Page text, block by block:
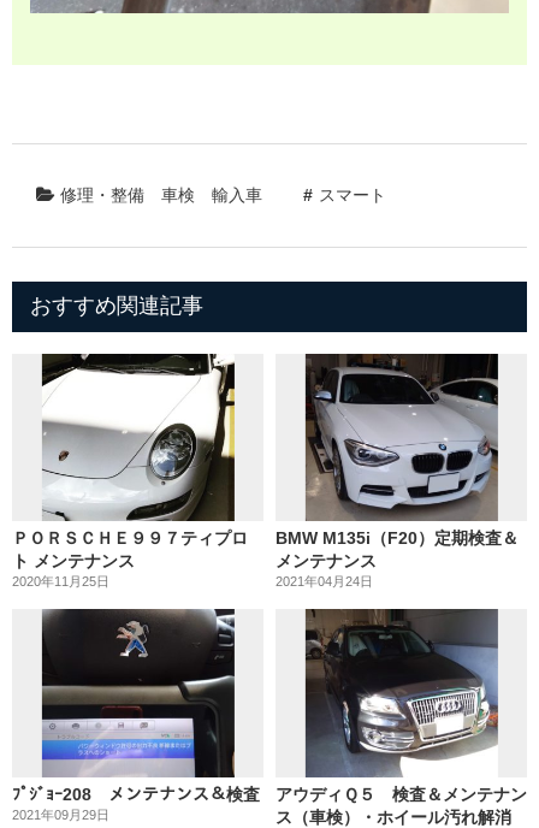
修理・整備 車検 輸入車 スマート
おすすめ関連記事
ＰＯＲＳＣＨＥ９９７ティプロ
ト メンテナンス
2020年11月25日
BMW M135i（F20）定期検査＆
メンテナンス
2021年04月24日
ﾌﾟｼﾞｮｰ208 メンテナンス＆検査
2021年09月29日
アウディＱ５ 検査＆メンテナン
ス（車検）・ホイール汚れ解消